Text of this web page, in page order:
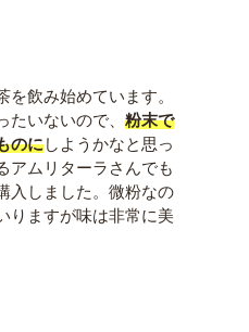
飲み始めています。
いないので、 粉末で
のにしようかなと思っ
アムリターラさんでも
入しました。微粉なの
りますが味は非常に美